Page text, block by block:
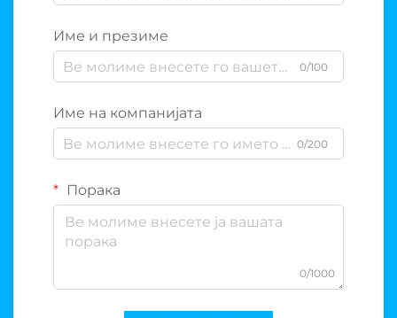
Име и презиме
0/100
Име на компанијата
0/200
Порака
0/1000